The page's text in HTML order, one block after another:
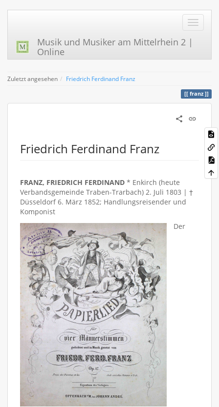
Musik und Musiker am Mittelrhein 2 |
Online
Zuletzt angesehen Friedrich Ferdinand Franz
franz
Friedrich Ferdinand Franz
FRANZ, FRIEDRICH FERDINAND * Enkirch (heute
Verbandsgemeinde Traben-Trarbach) 2. Juli 1803 | †
Düsseldorf 6. März 1852; Handlungsreisender und
Komponist
Der